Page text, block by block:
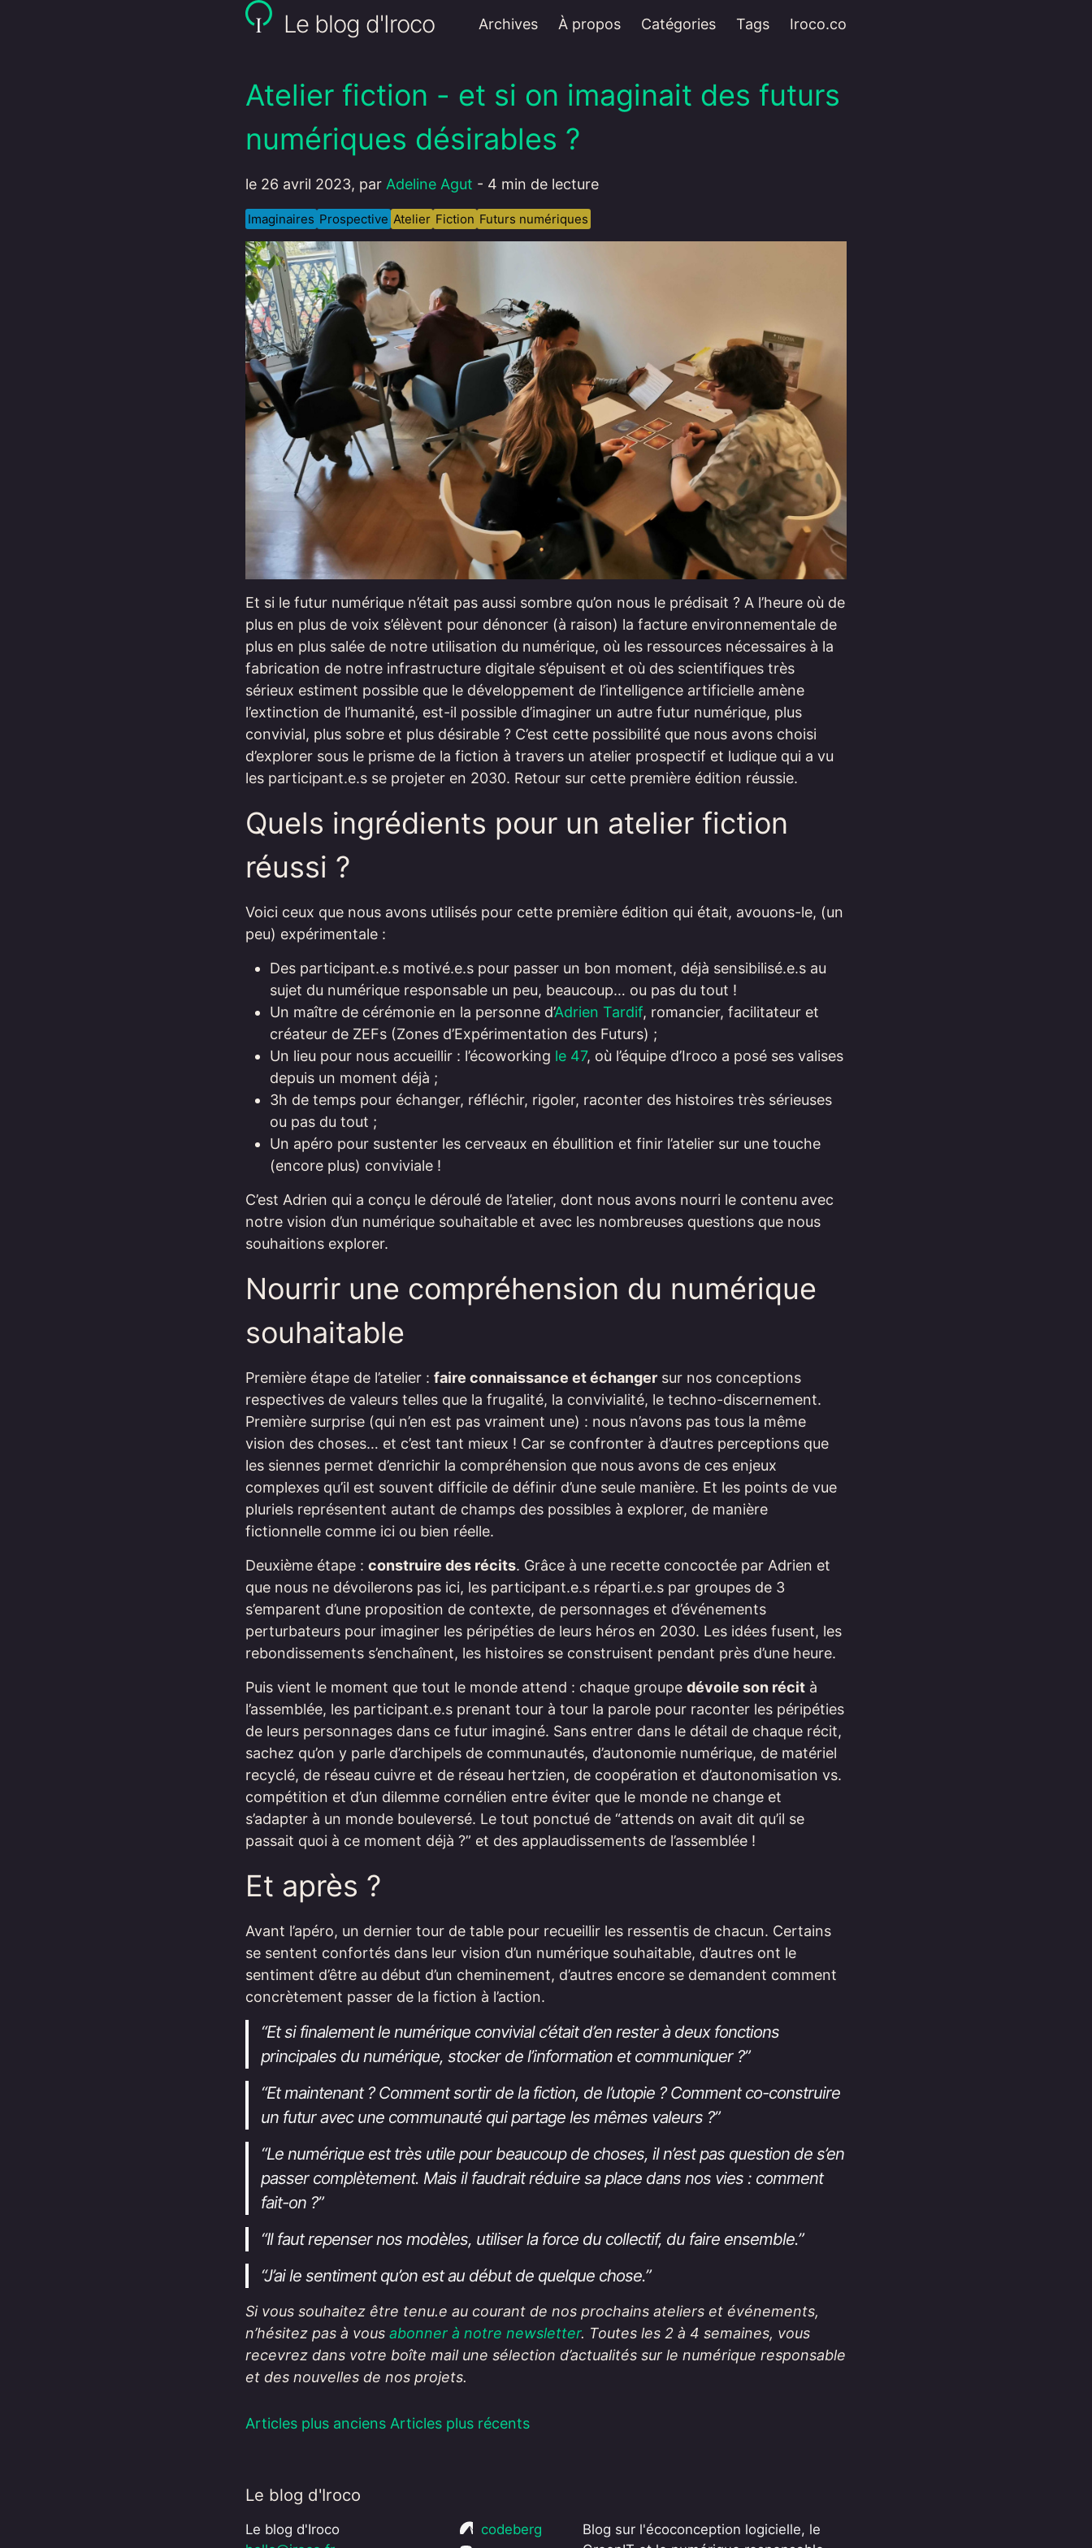
Le blog d'Iroco Archives À propos Catégories Tags Iroco.co
Atelier fiction - et si on imaginait des futurs
numériques désirables ?
le 26 avril 2023, par Adeline Agut - 4 min de lecture
Imaginaires Prospective Atelier Fiction Futurs numériques
Et si le futur numérique n’était pas aussi sombre qu’on nous le prédisait ? A l’heure où de
plus en plus de voix s’élèvent pour dénoncer (à raison) la facture environnementale de
plus en plus salée de notre utilisation du numérique, où les ressources nécessaires à la
fabrication de notre infrastructure digitale s’épuisent et où des scientifiques très
sérieux estiment possible que le développement de l’intelligence artificielle amène
l’extinction de l’humanité, est-il possible d’imaginer un autre futur numérique, plus
convivial, plus sobre et plus désirable ? C’est cette possibilité que nous avons choisi
d’explorer sous le prisme de la fiction à travers un atelier prospectif et ludique qui a vu
les participant.e.s se projeter en 2030. Retour sur cette première édition réussie.
Quels ingrédients pour un atelier fiction
réussi ?
Voici ceux que nous avons utilisés pour cette première édition qui était, avouons-le, (un
peu) expérimentale :
Des participant.e.s motivé.e.s pour passer un bon moment, déjà sensibilisé.e.s au
sujet du numérique responsable un peu, beaucoup… ou pas du tout !
Un maître de cérémonie en la personne d’Adrien Tardif, romancier, facilitateur et
créateur de ZEFs (Zones d’Expérimentation des Futurs) ;
Un lieu pour nous accueillir : l’écoworking le 47, où l’équipe d’Iroco a posé ses valises
depuis un moment déjà ;
3h de temps pour échanger, réfléchir, rigoler, raconter des histoires très sérieuses
ou pas du tout ;
Un apéro pour sustenter les cerveaux en ébullition et finir l’atelier sur une touche
(encore plus) conviviale !
C’est Adrien qui a conçu le déroulé de l’atelier, dont nous avons nourri le contenu avec
notre vision d’un numérique souhaitable et avec les nombreuses questions que nous
souhaitions explorer.
Nourrir une compréhension du numérique
souhaitable
Première étape de l’atelier : faire connaissance et échanger sur nos conceptions
respectives de valeurs telles que la frugalité, la convivialité, le techno-discernement.
Première surprise (qui n’en est pas vraiment une) : nous n’avons pas tous la même
vision des choses… et c’est tant mieux ! Car se confronter à d’autres perceptions que
les siennes permet d’enrichir la compréhension que nous avons de ces enjeux
complexes qu’il est souvent difficile de définir d’une seule manière. Et les points de vue
pluriels représentent autant de champs des possibles à explorer, de manière
fictionnelle comme ici ou bien réelle.
Deuxième étape : construire des récits. Grâce à une recette concoctée par Adrien et
que nous ne dévoilerons pas ici, les participant.e.s réparti.e.s par groupes de 3
s’emparent d’une proposition de contexte, de personnages et d’événements
perturbateurs pour imaginer les péripéties de leurs héros en 2030. Les idées fusent, les
rebondissements s’enchaînent, les histoires se construisent pendant près d’une heure.
Puis vient le moment que tout le monde attend : chaque groupe dévoile son récit à
l’assemblée, les participant.e.s prenant tour à tour la parole pour raconter les péripéties
de leurs personnages dans ce futur imaginé. Sans entrer dans le détail de chaque récit,
sachez qu’on y parle d’archipels de communautés, d’autonomie numérique, de matériel
recyclé, de réseau cuivre et de réseau hertzien, de coopération et d’autonomisation vs.
compétition et d’un dilemme cornélien entre éviter que le monde ne change et
s’adapter à un monde bouleversé. Le tout ponctué de “attends on avait dit qu’il se
passait quoi à ce moment déjà ?” et des applaudissements de l’assemblée !
Et après ?
Avant l’apéro, un dernier tour de table pour recueillir les ressentis de chacun. Certains
se sentent confortés dans leur vision d’un numérique souhaitable, d’autres ont le
sentiment d’être au début d’un cheminement, d’autres encore se demandent comment
concrètement passer de la fiction à l’action.
“Et si finalement le numérique convivial c’était d’en rester à deux fonctions
principales du numérique, stocker de l’information et communiquer ?”
“Et maintenant ? Comment sortir de la fiction, de l’utopie ? Comment co-construire
un futur avec une communauté qui partage les mêmes valeurs ?”
“Le numérique est très utile pour beaucoup de choses, il n’est pas question de s’en
passer complètement. Mais il faudrait réduire sa place dans nos vies : comment
fait-on ?”
“Il faut repenser nos modèles, utiliser la force du collectif, du faire ensemble.”
“J’ai le sentiment qu’on est au début de quelque chose.”
Si vous souhaitez être tenu.e au courant de nos prochains ateliers et événements,
n’hésitez pas à vous abonner à notre newsletter. Toutes les 2 à 4 semaines, vous
recevrez dans votre boîte mail une sélection d’actualités sur le numérique responsable
et des nouvelles de nos projets.
Articles plus anciens Articles plus récents
Le blog d'Iroco
Le blog d'Iroco
codeberg
Blog sur l'écoconception logicielle, le